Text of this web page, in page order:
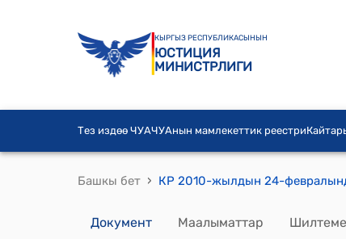
КЫРГЫЗ РЕСПУБЛИКАСЫНЫН
ЮСТИЦИЯ
МИНИСТРЛИГИ
Тез издөө ЧУАЧУАнын мамлекеттик реестри
Башкы бет ›
Документ Маалыматтар